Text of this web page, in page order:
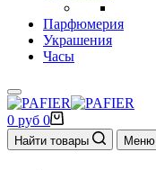
Парфюмерия
Украшения
Часы
Корзина
0 руб 0
Найти товары Меню